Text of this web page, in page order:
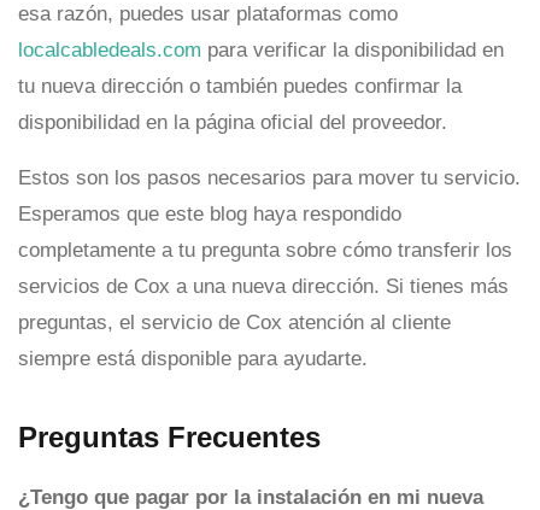
esa razón, puedes usar plataformas como
localcabledeals.com para verificar la disponibilidad en
tu nueva dirección o también puedes confirmar la
disponibilidad en la página oficial del proveedor.
Estos son los pasos necesarios para mover tu servicio.
Esperamos que este blog haya respondido
completamente a tu pregunta sobre cómo transferir los
servicios de Cox a una nueva dirección. Si tienes más
preguntas, el servicio de Cox atención al cliente
siempre está disponible para ayudarte.
Preguntas Frecuentes
¿Tengo que pagar por la instalación en mi nueva